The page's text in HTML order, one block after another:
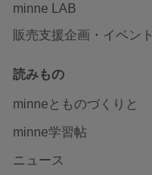
minne LAB
販売支援企画・イベント
読みもの
minneとものづくりと
minne学習帖
ニュース